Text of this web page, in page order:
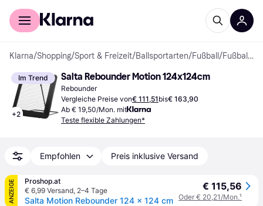
Für Shopper
Klarna/Shopping/Sport & Freizeit/Ballsportarten/Fußball / Fußballausrüstung
Im Trend
+2
Salta Rebounder Motion 124x124cm
Rebounder
Vergleiche Preise von€ 111,51bis€ 163,90
Ab € 19,50/Mon. mit
Teste flexible Zahlungen*
Empfohlen Preis inklusive Versand
ANZEIGE
Proshop.at
€ 6,99 Versand, 2–4 Tage
Salta Motion Rebounder 124 x 124 cm
€ 115,56
Oder € 20,21/Mon.¹